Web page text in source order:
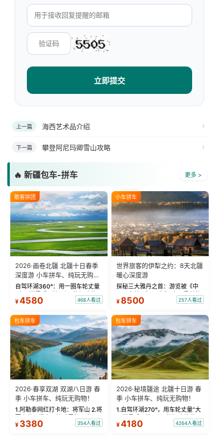
立即提交
上一篇 海西艺术品介绍
下一篇 攀登阿尼玛卿雪山攻略
🔥 新疆包车-拼车 更多 >
散客拼团
2026·画卷北疆 北疆十日春季
深度游 小车拼车、纯玩无购
物！
自驾环湖360°：用一圈车轮丈量
“大西洋最后一滴眼泪”的极致蔚
蓝。 赛湖旅拍：甄选多款风格服
绝美瞬间。 赛湖坦克300跟车视
频：专业摄影师...
¥4580 468人看过
小车拼车
世界旅客的伊犁之约：8天北疆
暖心深度游
探秘三大雅丹之首：游览被《中
国国家地理》评选为“中国最美的
三大雅丹”第一名的克拉玛依魔鬼
瓦人最大村落——禾木村，欣赏
晨雾与小木...
¥ 8500 257人看过
包车拼车
2026·春享双湖 双湖八日游 春
季 小车拼车、纯玩无购物！
1.阿勒泰网红打卡地：将军山 2.将
军山落日缆车，体验雪都风光 3.
将军山，夕阳派对，蹦迪party 4.
¥ 3380 354人看过
包车拼车
2026·秘境疆途 北疆十日游 春
季 小车拼车、纯玩无购物！
1.自驾环湖270°，用车轮丈量“大
西洋最后一滴眼泪”的极致蔚蓝，
让雪山、花海与深邃湖水在转弯
¥4180 4264人看过